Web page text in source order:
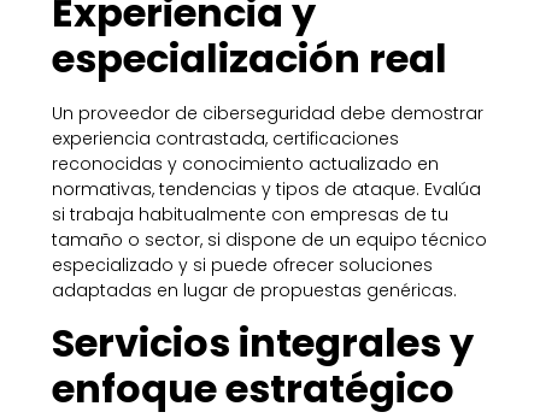
Experiencia y
especialización real
Un proveedor de ciberseguridad debe demostrar
experiencia contrastada, certificaciones
reconocidas y conocimiento actualizado en
normativas, tendencias y tipos de ataque. Evalúa
si trabaja habitualmente con empresas de tu
tamaño o sector, si dispone de un equipo técnico
especializado y si puede ofrecer soluciones
adaptadas en lugar de propuestas genéricas.
Servicios integrales y
enfoque estratégico